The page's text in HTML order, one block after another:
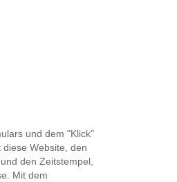
und dem "Klick"
Website, den
den Zeitstempel,
Mit dem